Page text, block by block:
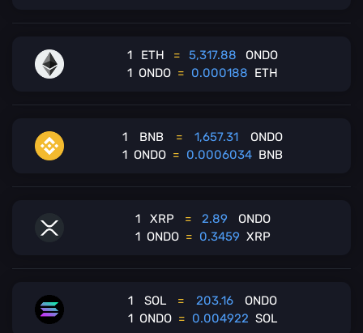
1 ETH = 5,317.88
ONDO
1 ONDO = 0.000188 ETH
1 BNB = 1,657.31
ONDO
1 ONDO = 0.0006034 BNB
1 XRP = 2.89
ONDO
1 ONDO = 0.3459 XRP
1 SOL = 203.16
ONDO
1 ONDO = 0.004922 SOL